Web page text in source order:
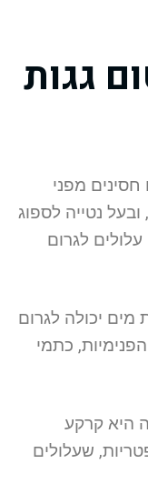
גגות
מפני
נטייה לספוג
לגרום
מים יכולה לגרום
כתמי
היא קרקע
שעלולים